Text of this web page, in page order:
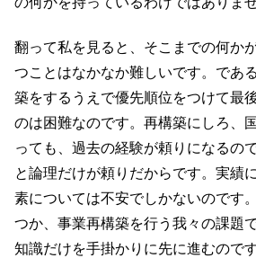
翻って私を見ると、そこまでの何か
つことはなかなか難しいです。であ
築をするうえで優先順位をつけて最
のは困難なのです。再構築にしろ、
っても、過去の経験が頼りになるの
と論理だけが頼りだからです。実績
素については不安でしかないのです
つか、事業再構築を行う我々の課題
知識だけを手掛かりに先に進むので